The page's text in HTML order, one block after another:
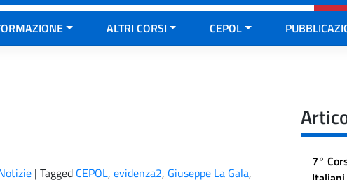
ALTRI CORSI CEPOL
| Tagged CEPOL, evidenza2, Giuseppe La Gala,
7°